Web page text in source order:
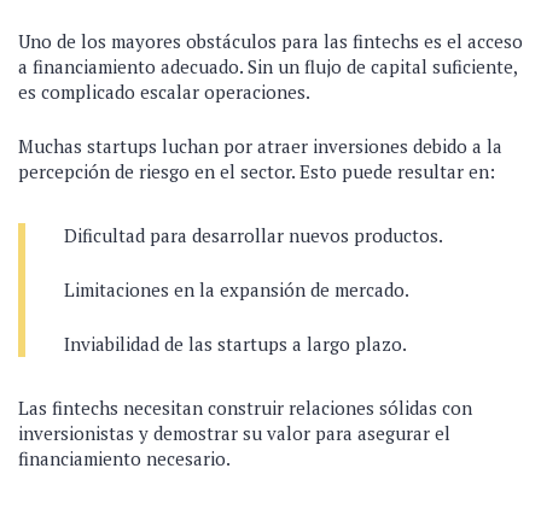
Uno de los mayores obstáculos para las fintechs es el acceso
a financiamiento adecuado. Sin un flujo de capital suficiente,
es complicado escalar operaciones.
Muchas startups luchan por atraer inversiones debido a la
percepción de riesgo en el sector. Esto puede resultar en:
Dificultad para desarrollar nuevos productos.
Limitaciones en la expansión de mercado.
Inviabilidad de las startups a largo plazo.
Las fintechs necesitan construir relaciones sólidas con
inversionistas y demostrar su valor para asegurar el
financiamiento necesario.